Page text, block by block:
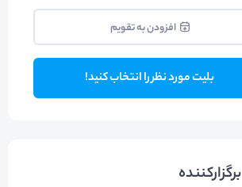
افزودن به تقویم
بلیت مورد نظر را انتخاب کنید!
برگزارکننده